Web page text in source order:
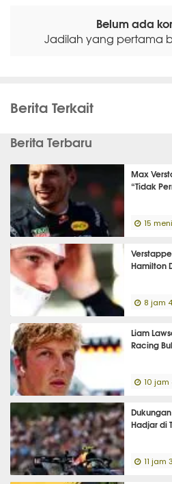
Belum ada
Jadilah yang pertama
Berita Terkait
Berita Terbaru
Max
“Tidak
15
Hamilton
8 jam
Liam
Racing
10 jam
Hadjar di
11 jam